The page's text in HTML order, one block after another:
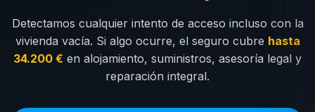
Detectamos cualquier intento de acceso incluso con la
vivienda vacía. Si algo ocurre, el seguro cubre hasta
34.200 € en alojamiento, suministros, asesoría legal y
reparación integral.